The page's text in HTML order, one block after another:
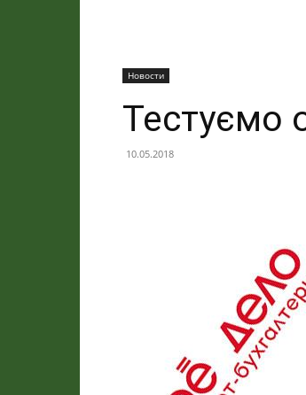
Новости
Тестуємо
10.05.2018